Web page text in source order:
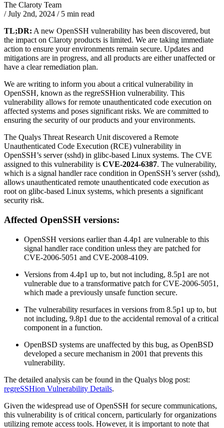
The Claroty Team
/ July 2nd, 2024 /5 min read
TL;DR: A new OpenSSH vulnerability has been discovered, but
the impact on Claroty products is limited. We are taking immediate
action to ensure your environments remain secure. Updates and
mitigations are in progress, and all products are either unaffected or
have a clear remediation plan.
We are writing to inform you about a critical vulnerability in
OpenSSH, known as the regreSSHion vulnerability. This
vulnerability allows for remote unauthenticated code execution on
affected systems and poses significant risks. We are committed to
ensuring the security of our products and your environments.
The Qualys Threat Research Unit discovered a Remote
Unauthenticated Code Execution (RCE) vulnerability in
OpenSSH’s server (sshd) in glibc-based Linux systems. The CVE
assigned to this vulnerability is CVE-2024-6387. The vulnerability,
which is a signal handler race condition in OpenSSH’s server (sshd),
allows unauthenticated remote unauthenticated code execution as
root on glibc-based Linux systems, which presents a significant
security risk.
Affected OpenSSH versions:
OpenSSH versions earlier than 4.4p1 are vulnerable to this
signal handler race condition unless they are patched for
CVE-2006-5051 and CVE-2008-4109.
Versions from 4.4p1 up to, but not including, 8.5p1 are not
vulnerable due to a transformative patch for CVE-2006-5051,
which made a previously unsafe function secure.
The vulnerability resurfaces in versions from 8.5p1 up to, but
not including, 9.8p1 due to the accidental removal of a critical
component in a function.
OpenBSD systems are unaffected by this bug, as OpenBSD
developed a secure mechanism in 2001 that prevents this
vulnerability.
The detailed analysis can be found in the Qualys blog post:
regreSSHion Vulnerability Details.
Given the widespread use of OpenSSH for secure communications,
this vulnerability is of critical concern, particularly for organizations
utilizing remote access tools. However, it is important to note that